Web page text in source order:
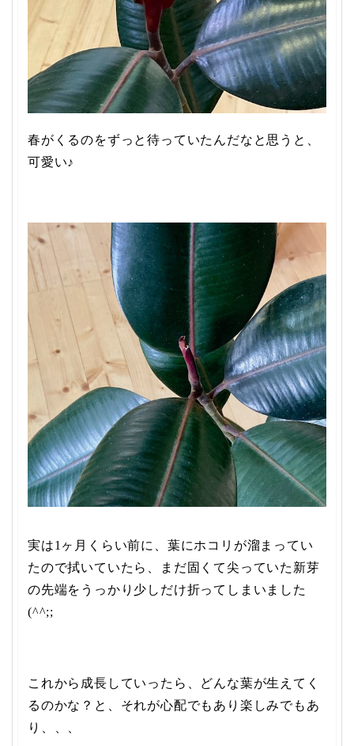
春がくるのをずっと待っていたんだなと思うと、
可愛い♪
実は1ヶ月くらい前に、葉にホコリが溜まってい
たので拭いていたら、まだ固くて尖っていた新芽
の先端をうっかり少しだけ折ってしまいました
(^^;;
これから成長していったら、どんな葉が生えてく
るのかな？と、それが心配でもあり楽しみでもあ
り、、、